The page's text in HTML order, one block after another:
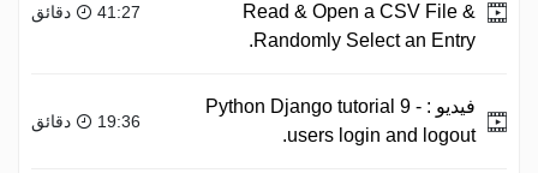
Read & Open a CSV File &
Randomly Select an Entry.
41:27 دقائق
فيديو : Python Django tutorial 9 -
users login and logout.
19:36 دقائق